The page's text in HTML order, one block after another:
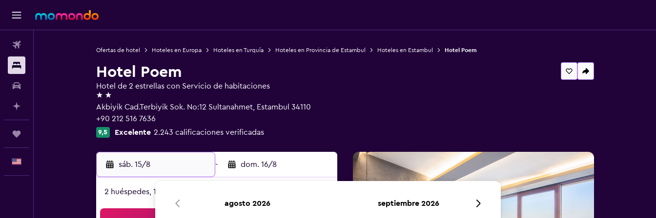
Ofertas de hotel Hoteles en Europa Hoteles en Turquía Hoteles en Provincia de Estambul Hoteles en Estambul Hotel Poem
Hotel Poem
Hotel de 2 estrellas con Servicio de habitaciones
2 estrellas
Akbiyik Cad.Terbiyik Sok. No:12 Sultanahmet, Estambul 34110
+90 212 516 7636
9,5 Excelente 2.243 calificaciones verificadas
sáb. 15/8 - dom. 16/8
2 huéspedes, 1 habitación
agosto 2026 septiembre 2026